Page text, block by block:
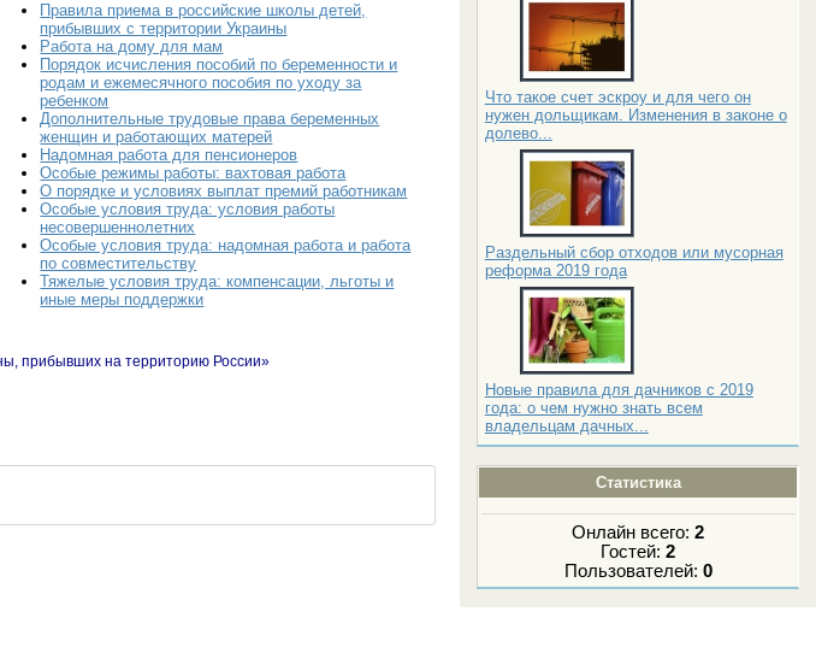
Что такое счет эскроу и для чего он
нужен дольщикам. Изменения в законе о
долево...
Раздельный сбор отходов или мусорная
реформа 2019 года
Новые правила для дачников с 2019
года: о чем нужно знать всем
владельцам дачных...
Статистика
Онлайн всего:2
Гостей:2
Пользователей: 0
Правила приема в российские школы детей,
прибывших с территории Украины
Работа на дому для мам
Порядок исчисления пособий по беременности и
родам и ежемесячного пособия по уходу за
ребенком
Дополнительные трудовые права беременных
женщин и работающих матерей
Надомная работа для пенсионеров
Особые режимы работы: вахтовая работа
О порядке и условиях выплат премий работникам
Особые условия труда: условия работы
несовершеннолетних
Особые условия труда: надомная работа и работа
по совместительству
Тяжелые условия труда: компенсации, льготы и
иные меры поддержки
прибывших на территорию России»